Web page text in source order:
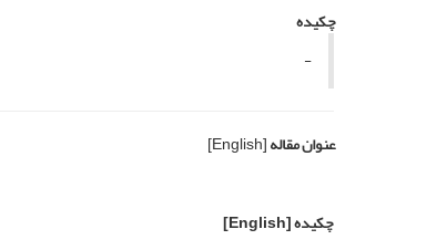
چکیده
-
عنوان مقاله[English]
چکیده[English]